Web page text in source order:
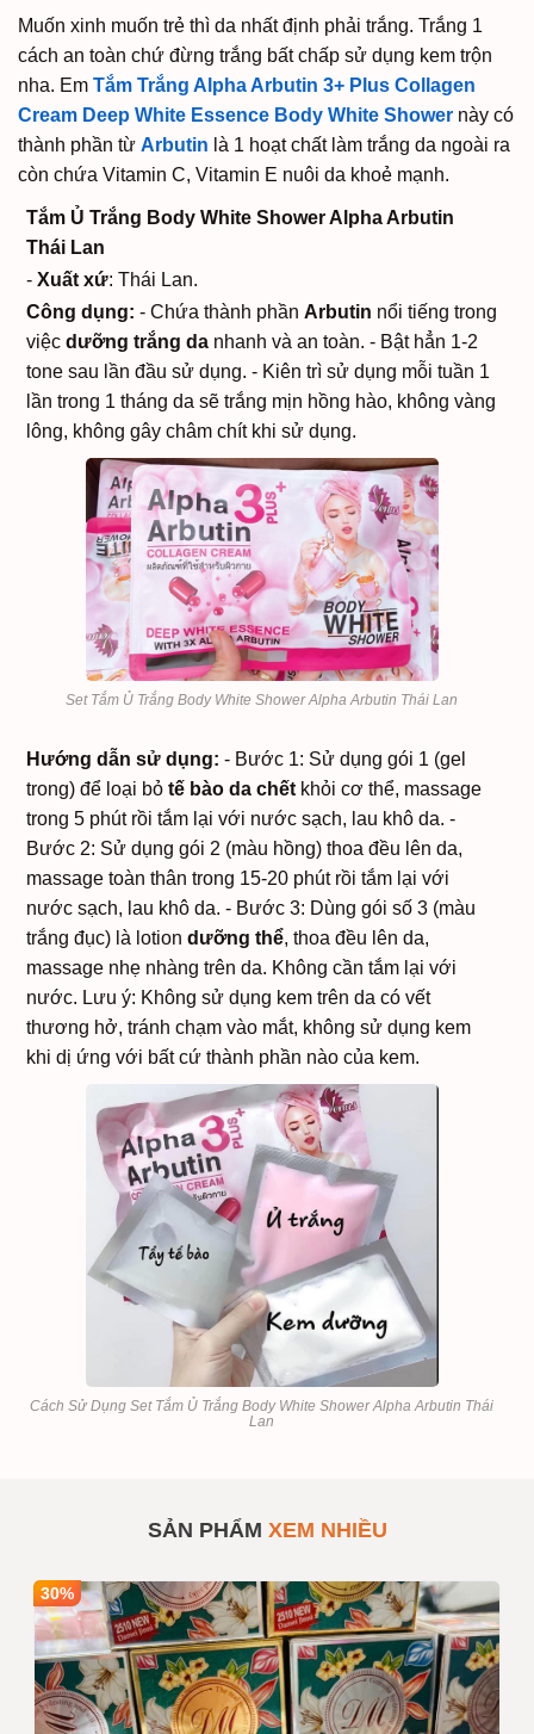
Muốn xinh muốn trẻ thì da nhất định phải trắng. Trắng 1
cách an toàn chứ đừng trắng bất chấp sử dụng kem trộn
nha. Em Tắm Trắng Alpha Arbutin 3+ Plus Collagen
Cream Deep White Essence Body White Shower này có
thành phần từ Arbutin là 1 hoạt chất làm trắng da ngoài ra
còn chứa Vitamin C, Vitamin E nuôi da khoẻ mạnh.
Tắm Ủ Trắng Body White Shower Alpha Arbutin
Thái Lan
- Xuất xứ: Thái Lan.
Công dụng: - Chứa thành phần Arbutin nổi tiếng trong
việc dưỡng trắng da nhanh và an toàn. - Bật hẳn 1-2
tone sau lần đầu sử dụng. - Kiên trì sử dụng mỗi tuần 1
lần trong 1 tháng da sẽ trắng mịn hồng hào, không vàng
lông, không gây châm chít khi sử dụng.
Set Tắm Ủ Trắng Body White Shower Alpha Arbutin Thái Lan
Hướng dẫn sử dụng: - Bước 1: Sử dụng gói 1 (gel
trong) để loại bỏ tế bào da chết khỏi cơ thể, massage
trong 5 phút rồi tắm lại với nước sạch, lau khô da. -
Bước 2: Sử dụng gói 2 (màu hồng) thoa đều lên da,
massage toàn thân trong 15-20 phút rồi tắm lại với
nước sạch, lau khô da. - Bước 3: Dùng gói số 3 (màu
trắng đục) là lotion dưỡng thể, thoa đều lên da,
massage nhẹ nhàng trên da. Không cần tắm lại với
nước. Lưu ý: Không sử dụng kem trên da có vết
thương hở, tránh chạm vào mắt, không sử dụng kem
khi dị ứng với bất cứ thành phần nào của kem.
Cách Sử Dụng Set Tắm Ủ Trắng Body White Shower Alpha Arbutin Thái
Lan
Arbutin Thái Lan
Giá bán 160,000 INBOX
Ghi chú :
Giá trên chưa bao gồm VAT nếu
quý khách yêu cầu xuất hóa
đơn
SẢN PHẨM XEM NHIỀU
30%